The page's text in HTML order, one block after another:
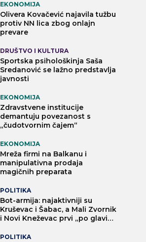
EKONOMIJA
Olivera Kovačević najavila tužbu
protiv NN lica zbog onlajn
prevare
DRUŠTVO I KULTURA
Sportska psihološkinja Saša
Sredanović se lažno predstavlja
javnosti
EKONOMIJA
Zdravstvene institucije
demantuju povezanost s
„čudotvornim čajem“
EKONOMIJA
Mreža firmi na Balkanu i
manipulativna prodaja
magičnih preparata
POLITIKA
Bot-armija: najaktivniji su
Kruševac i Šabac, a Mali Zvornik
i Novi Kneževac prvi „po glavi
POLITIKA